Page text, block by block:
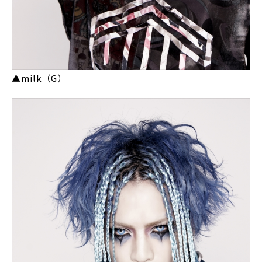
▲milk（G）